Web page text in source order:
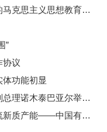
伟大征程丨延安整风：一次深刻的马克思主义思想教育运动
”
协议
功能初显
中铝集团董事长段向东与蒙古国副总理诺木泰巴亚尔举行会谈
锻造无愧时代无愧使命的世界一流新质产能——中国有色金属工业的战略应对与破局之道（二）